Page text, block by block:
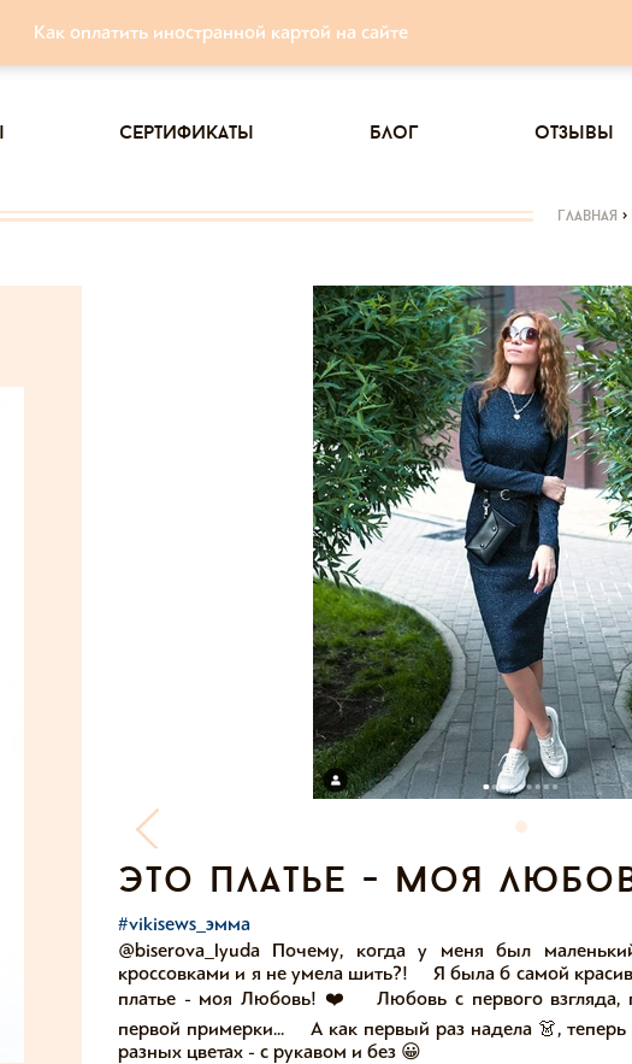
Как оплатить иностранной картой на сайте
сертификаты блог отзывы
главная >
это платье - моя
#vikisews_эмма
@biserova_lyuda Почему, когда у меня был
кроссовками и я не умела шить?! ⠀ Я была б самой
платье - моя Любовь! ❤️ ⠀ Любовь с первого взгляда,
первой примерки... ⠀ А как первый раз надела 👗,
разных цветах - с рукавом и без 😀